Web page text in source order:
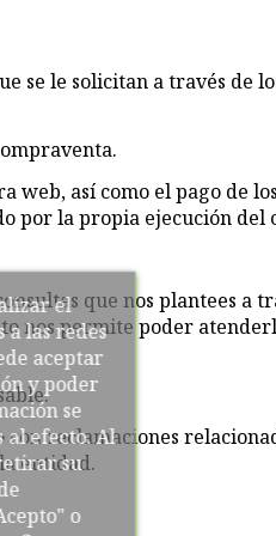
se le solicitan a través de
así como el pago de
por la propia ejecución del
que nos plantees a
nos permite poder
reclamaciones
entidad.
el
las redes
aceptar
y poder
se
al efecto. Al
su
o